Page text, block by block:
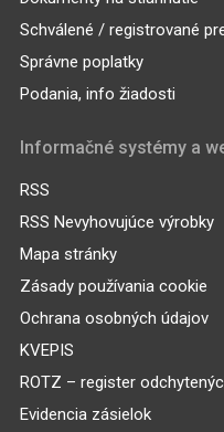
Schválené / registrované
Správne poplatky
Podania, info žiadosti
Informačné systémy a
RSS
RSS Nevyhovujúce výrobky
Mapa stránky
Zásady používania cookie
Ochrana osobných údajov
KVEPIS
ROTZ – register
Evidencia zásielok